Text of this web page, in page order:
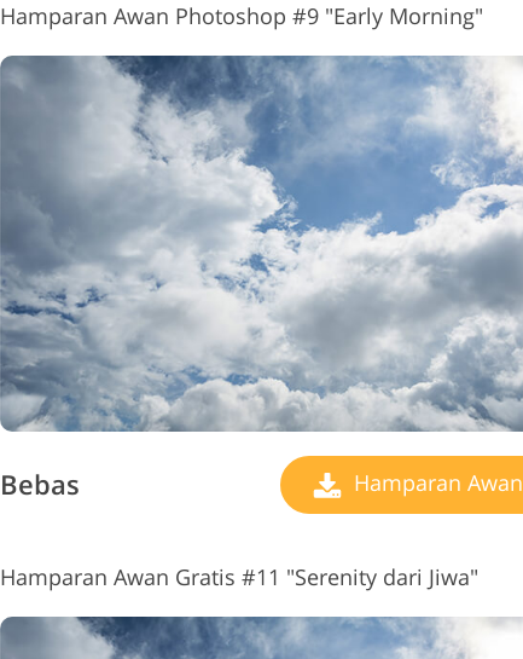
Hamparan Awan Photoshop #9 "Early Morning"
Bebas Hamparan Awan
Hamparan Awan Gratis #11 "Serenity dari Jiwa"